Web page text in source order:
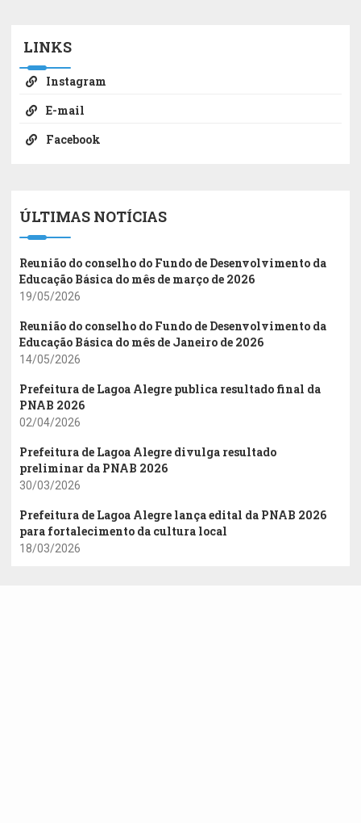
LINKS
Instagram
E-mail
Facebook
ÚLTIMAS NOTÍCIAS
Reunião do conselho do Fundo de Desenvolvimento da
Educação Básica do mês de março de 2026
19/05/2026
Reunião do conselho do Fundo de Desenvolvimento da
Educação Básica do mês de Janeiro de 2026
14/05/2026
Prefeitura de Lagoa Alegre publica resultado final da
PNAB 2026
02/04/2026
Prefeitura de Lagoa Alegre divulga resultado
preliminar da PNAB 2026
30/03/2026
Prefeitura de Lagoa Alegre lança edital da PNAB 2026
para fortalecimento da cultura local
18/03/2026